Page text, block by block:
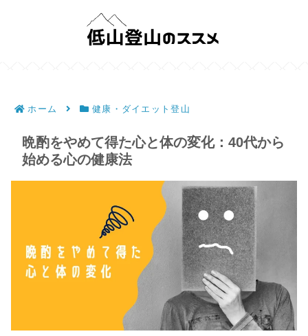
ホーム 健康・ダイエット登山
晩酌をやめて得た心と体の変化：40代から
始める心の健康法